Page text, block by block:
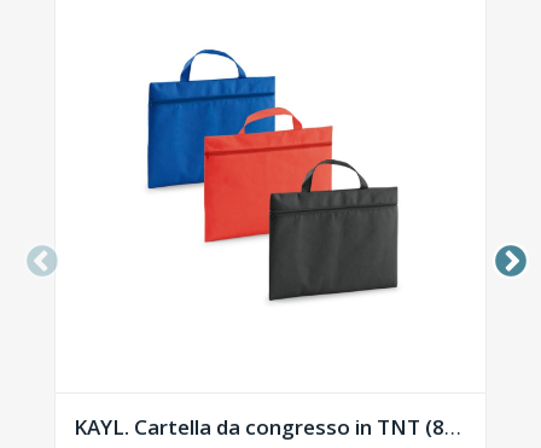
KAYL. Cartella da congresso in TNT (80 g/m²) - 92357